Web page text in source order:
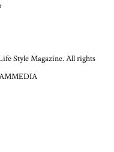
Style Magazine. All rights